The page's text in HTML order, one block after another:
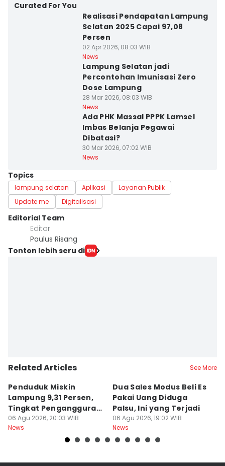
Curated For You
Realisasi Pendapatan Lampung
Selatan 2025 Capai 97,08
Persen
02 Apr 2026, 08:03 WIB
News
Lampung Selatan jadi
Percontohan Imunisasi Zero
Dose Lampung
28 Mar 2026, 08:03 WIB
News
Ada PHK Massal PPPK Lamsel
Imbas Belanja Pegawai
Dibatasi?
30 Mar 2026, 07:02 WIB
News
Topics
lampung selatan Aplikasi
Layanan Publik
Update me
Digitalisasi
Editorial Team
Editor
Paulus Risang
Tonton lebih seru di
Related Articles See More
Penduduk Miskin
Lampung 9,31 Persen,
Tingkat Pengangguran
Terbuka Naik
06 Agu 2026, 20:03 WIB
News
Dua Sales Modus Beli Es
Pakai Uang Diduga
Palsu, Ini yang Terjadi
06 Agu 2026, 19:02 WIB
News